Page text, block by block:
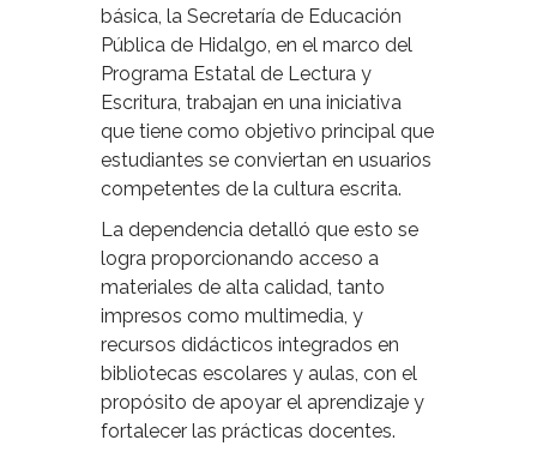
básica, la Secretaría de Educación
Pública de Hidalgo, en el marco del
Programa Estatal de Lectura y
Escritura, trabajan en una iniciativa
que tiene como objetivo principal que
estudiantes se conviertan en usuarios
competentes de la cultura escrita.
La dependencia detalló que esto se
logra proporcionando acceso a
materiales de alta calidad, tanto
impresos como multimedia, y
recursos didácticos integrados en
bibliotecas escolares y aulas, con el
propósito de apoyar el aprendizaje y
fortalecer las prácticas docentes.